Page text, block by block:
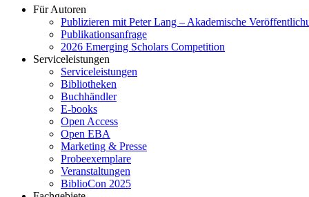
Für Autoren
Publizieren mit Peter Lang – Akademische
Publikationsanfrage
2026 Emerging Scholars Competition
Serviceleistungen
Serviceleistungen
Bibliotheken
Buchhändler
E-books
Open Access
Open EBA
Marketing & Presse
Probeexemplare
Veranstaltungen
BiblioCon 2025